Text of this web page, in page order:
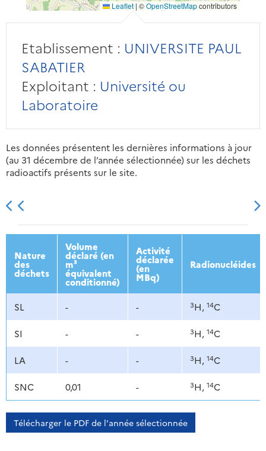
Leaflet | ©OpenStreetMapcontributors
Etablissement : UNIVERSITE PAUL
SABATIER
Exploitant : Université ou
Laboratoire
Les données présentent les dernières informations à jour
(au 31 décembre de l’année sélectionnée) sur les déchets
radioactifs présents sur le site.
2013 2014 2015 2016
Nature
des
déchets
Volume
déclaré (en
m³
équivalent
conditionné)
Activité
déclarée
(en
MBq)
Radionucléides
SL - - 3H, 14C
SI - - 3H, 14C
LA - - 3H, 14C
SNC 0,01 - 3H, 14C
Télécharger le PDF de l'année sélectionnée